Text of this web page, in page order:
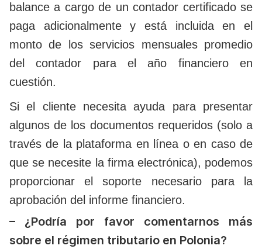
balance a cargo de un contador certificado se
paga adicionalmente y está incluida en el
monto de los servicios mensuales promedio
del contador para el año financiero en
cuestión.
Si el cliente necesita ayuda para presentar
algunos de los documentos requeridos (solo a
través de la plataforma en línea o en caso de
que se necesite la firma electrónica), podemos
proporcionar el soporte necesario para la
aprobación del informe financiero.
– ¿Podría por favor comentarnos más
sobre el régimen tributario en Polonia?